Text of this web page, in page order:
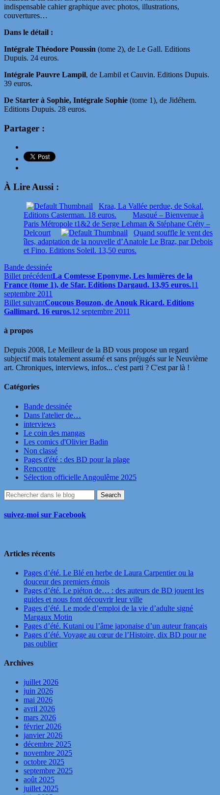
indispensable cahier graphique avec photos, illustrations,
couvertures…
Dans le détail :
Intégrale Théodore Poussin (tome 2), de Le Gall. Editions
Dupuis. 24 euros.
Intégrale Pauvre Lampil, de Lambil et Cauvin. Editions Dupuis.
39 euros.
De Starter à Sophie, Intégrale Sophie (tome 1), de Jidéhem.
Editions Dupuis. 28 euros.
Partager :
À Lire Aussi :
Kraa, La Vallée perdue, de Sokal.
Editions Casterman. 18 euros.
Masqué – Bienvenue à
Paris Métropole t1&2 de Serge Lehman & Stéphane Créty –
Delcourt
Quand souffle le vent des
îles, adaptation de la nouvelle d’Anatole Le Braz, par Debois
et Fino. Editions Soleil. 13,50 euros.
Bande dessinée
Billet précédentLa Comtesse Eponyme, Les lumières de la
France (tome 1), de Sfar. Editions Dargaud. 13,95 euros.11
septembre 2011
Billet suivantCoucous Bouzon, de Anouk Ricard. Editions
Gallimard. 16 euros.12 septembre 2011
à propos
Depuis 2008, Le Meilleur de la BD vous propose un regard
subjectif mais totalement assumé et sans préjugés sur le Neuvième
art. Chroniques, interviews, infos... c'est parti ? C'est par là !
Catégories
Bande dessinée
Dans l'atelier de…
interviews
Le coin des mangas
Les comics d'Olivier Badin
Non classé
Pages d'été : des BD pour la plage
Rencontre
Sélection officielle Angoulême 2025
suivez-moi sur Facebook
Articles récents
Pages d’été. Le Blé en herbe de Laura Carpentier ou la
douceur des premiers émois
Pages d’été. Le piéton de… : des auteurs de BD jouent les
guides et nous font découvrir leur ville
Pages d’été. Le mode d’emploi de la vie d’adulte signé
Margaux Motin
Pages d’été. Kutani ou l’âme japonaise d’un auteur français
Pages d’été. Voyage au cœur de l’Histoire, dix BD pour ne
pas oublier
Archives
juillet 2026
juin 2026
mai 2026
avril 2026
mars 2026
février 2026
janvier 2026
décembre 2025
novembre 2025
octobre 2025
septembre 2025
août 2025
juillet 2025